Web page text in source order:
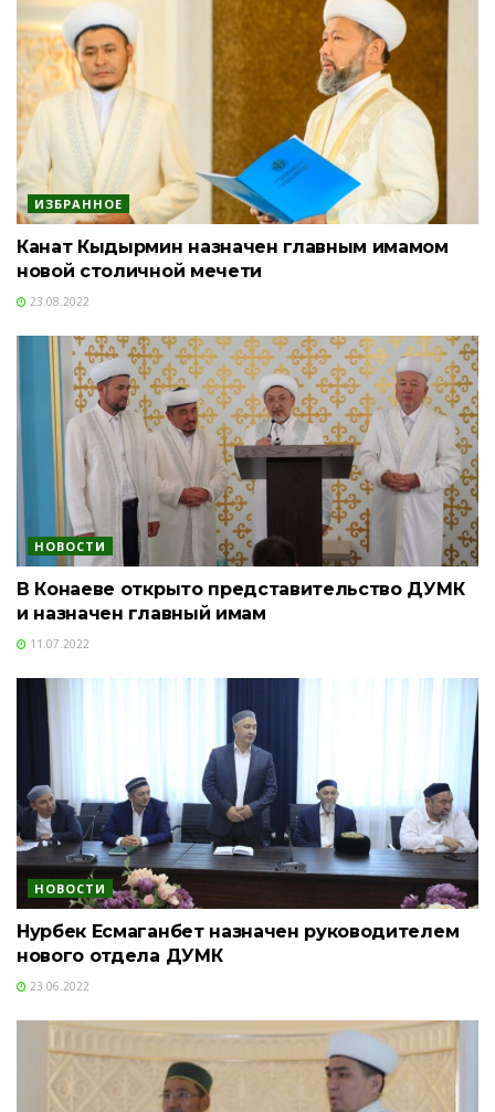
ИЗБРАННОЕ
Канат Кыдырмин назначен главным имамом
новой столичной мечети
23.08.2022
НОВОСТИ
В Конаеве открыто представительство ДУМК
и назначен главный имам
11.07.2022
НОВОСТИ
Нурбек Есмаганбет назначен руководителем
нового отдела ДУМК
23.06.2022